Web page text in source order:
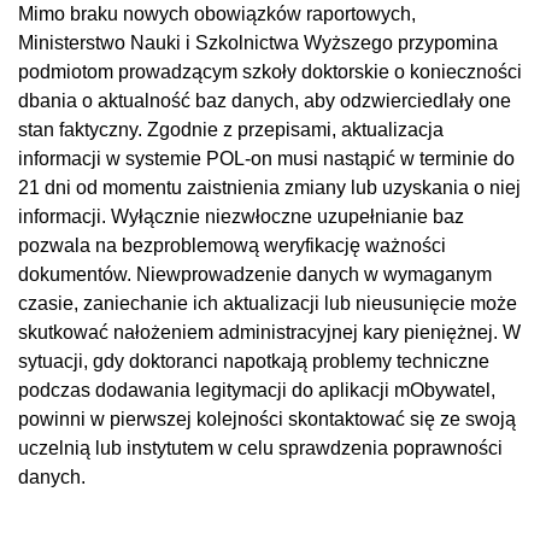
Mimo braku nowych obowiązków raportowych,
Ministerstwo Nauki i Szkolnictwa Wyższego przypomina
podmiotom prowadzącym szkoły doktorskie o konieczności
dbania o aktualność baz danych, aby odzwierciedlały one
stan faktyczny. Zgodnie z przepisami, aktualizacja
informacji w systemie POL-on musi nastąpić w terminie do
21 dni od momentu zaistnienia zmiany lub uzyskania o niej
informacji. Wyłącznie niezwłoczne uzupełnianie baz
pozwala na bezproblemową weryfikację ważności
dokumentów. Niewprowadzenie danych w wymaganym
czasie, zaniechanie ich aktualizacji lub nieusunięcie może
skutkować nałożeniem administracyjnej kary pieniężnej. W
sytuacji, gdy doktoranci napotkają problemy techniczne
podczas dodawania legitymacji do aplikacji mObywatel,
powinni w pierwszej kolejności skontaktować się ze swoją
uczelnią lub instytutem w celu sprawdzenia poprawności
danych.